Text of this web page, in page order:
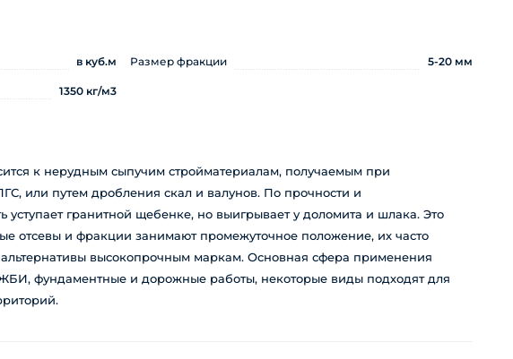
в куб.м Размер фракции 5-20 мм
1350 кг/м3
к нерудным сыпучим стройматериалам, получаемым при
или путем дробления скал и валунов. По прочности и
уступает гранитной щебенке, но выигрывает у доломита и шлака. Это
отсевы и фракции занимают промежуточное положение, их часто
высокопрочным маркам. Основная сфера применения
фундаментные и дорожные работы, некоторые виды подходят для